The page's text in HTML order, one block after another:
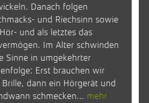
Danach folgen
und Riechsinn sowie
und als letztes das
Im Alter schwinden
Sinne in umgekehrter
Erst brauchen wir
Brille, dann ein Hörgerät und
schmecken... mehr